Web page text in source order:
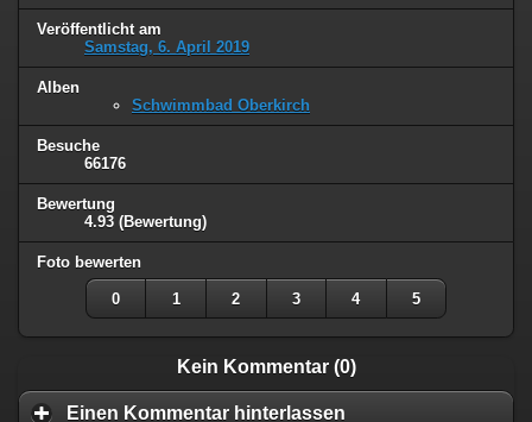
Veröffentlicht am
Samstag, 6. April 2019
Alben
Schwimmbad Oberkirch
Besuche
66176
Bewertung
4.93 (Bewertung)
Foto bewerten
0 1 2 3 4 5
Kein Kommentar (0)
Einen Kommentar hinterlassen